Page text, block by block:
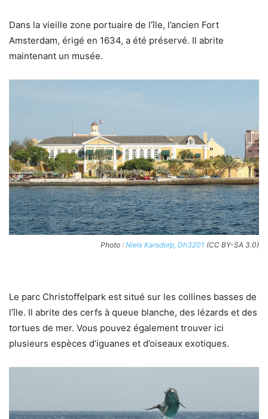
Dans la vieille zone portuaire de l’île, l’ancien Fort
Amsterdam, érigé en 1634, a été préservé. Il abrite
maintenant un musée.
Photo : Niels Karsdorp, Dh3201 (CC BY-SA 3.0)
Le parc Christoffelpark est situé sur les collines basses de
l’île. Il abrite des cerfs à queue blanche, des lézards et des
tortues de mer. Vous pouvez également trouver ici
plusieurs espèces d’iguanes et d’oiseaux exotiques.